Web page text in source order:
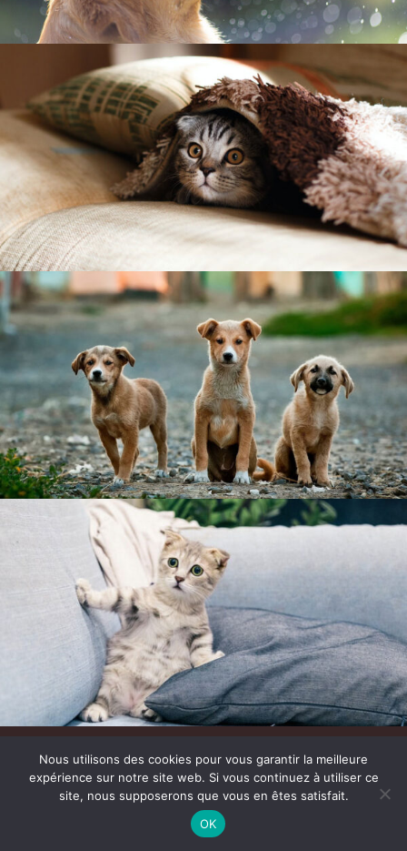
Article ajouté au panier
Nous utilisons des cookies pour vous garantir la meilleure
expérience sur notre site web. Si vous continuez à utiliser ce
site, nous supposerons que vous en êtes satisfait.
OK